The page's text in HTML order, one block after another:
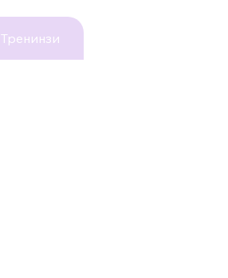
Тренинзи